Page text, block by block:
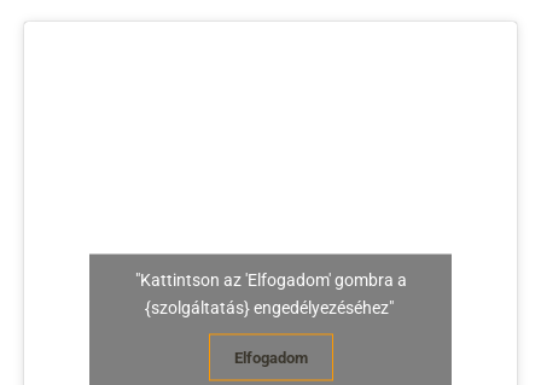
"Kattintson az 'Elfogadom' gombra a
{szolgáltatás} engedélyezéséhez"
Elfogadom